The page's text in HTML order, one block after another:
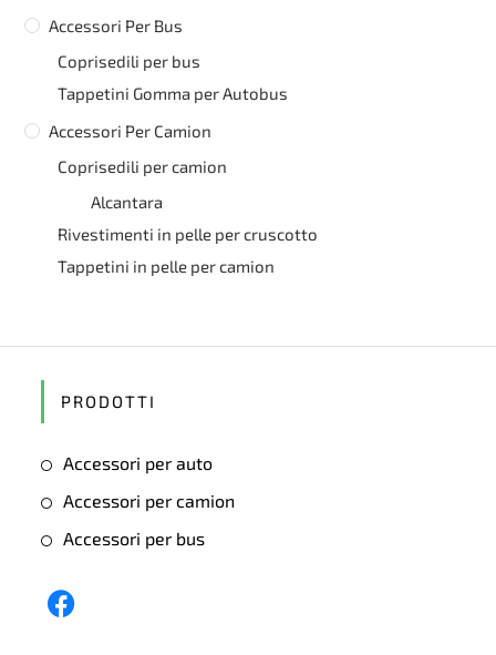
Accessori Per Bus
Coprisedili per bus
Tappetini Gomma per Autobus
Accessori Per Camion
Coprisedili per camion
Alcantara
Rivestimenti in pelle per cruscotto
Tappetini in pelle per camion
PRODOTTI
Accessori per auto
Accessori per camion
Accessori per bus